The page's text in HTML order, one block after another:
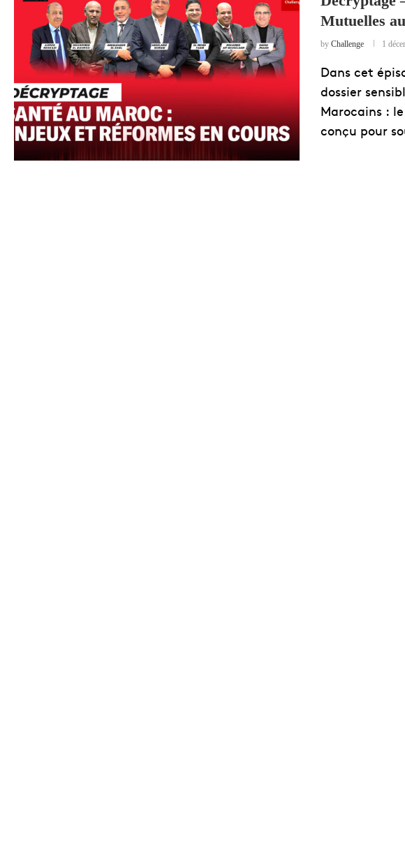
COMMERCE
Mutuelles
by Challenge 1
Dans cet
dossier
Marocains :
conçu pour